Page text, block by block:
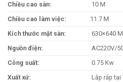
Chiều cao sàn:
10 M
Chiều cao làm việc:
11.7 M
Kích thước mặt sàn:
630×640
Nguồn điện:
AC220V/
Công suất:
0.75 Kw
Xuất xứ:
Lắp ráp